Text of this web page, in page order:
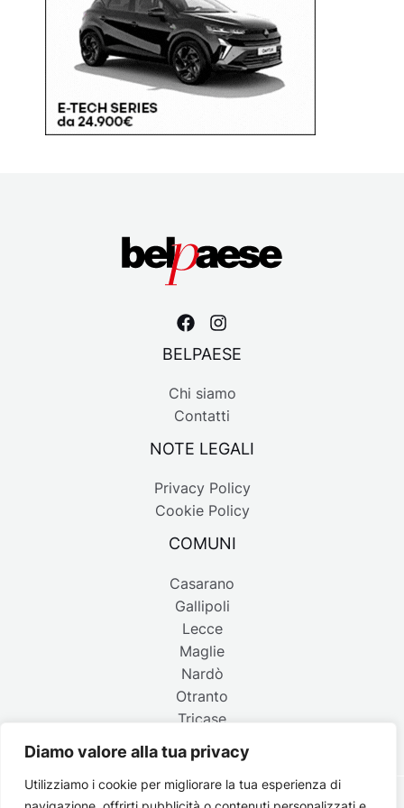
Diamo valore alla tua privacy
Utilizziamo i cookie per migliorare la tua esperienza di
BELPAESE
Chi siamo
Contatti
NOTE LEGALI
Privacy Policy
Cookie Policy
COMUNI
Casarano
Gallipoli
Lecce
Maglie
Nardò
Otranto
Tricase